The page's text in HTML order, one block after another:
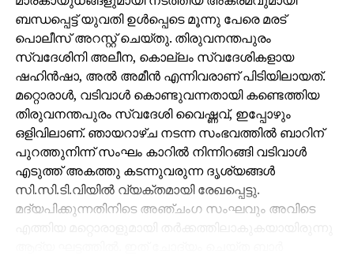
ബന്ധപ്പെട്ട് യുവതി ഉള്‍പ്പെടെ മൂന്നു പേരെ മരട്
പൊലീസ് അറസ്റ്റ് ചെയ്തു. തിരുവനന്തപുരം
സ്വദേശിനി അലീന, കൊല്ലം സ്വദേശികളായ
ഷഹിന്‍ഷാ, അല്‍ അമീന്‍ എന്നിവരാണ് പിടിയിലായത്.
മറ്റൊരാള്‍, വടിവാള്‍ കൊണ്ടുവന്നതായി കണ്ടെത്തിയ
തിരുവനന്തപുരം സ്വദേശി വൈഷ്ണവ്, ഇപ്പോഴും
ഒളിവിലാണ്. ഞായറാഴ്ച നടന്ന സംഭവത്തില്‍ ബാറിന്
പുറത്തുനിന്ന് സംഘം കാറില്‍ നിന്നിറങ്ങി വടിവാള്‍
എടുത്ത് അകത്തു കടന്നുവരുന്ന ദൃശ്യങ്ങള്‍
സി.സി.ടി.വിയില്‍ വ്യക്തമായി രേഖപ്പെട്ടു.
മദ്യപിക്കുന്നതിനിടെ അഞ്ചംഗ സംഘവും അവിടെ